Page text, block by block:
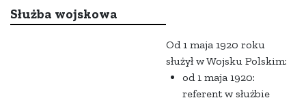
Służba wojskowa
Od 1 maja 1920 roku
służył w Wojsku Polskim:
od 1 maja 1920:
referent w służbie